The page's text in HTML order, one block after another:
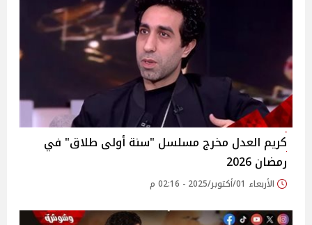
كريم العدل مخرج مسلسل "سنة أولى طلاق" في
رمضان 2026
الأربعاء 01/أكتوبر/2025 - 02:16 م